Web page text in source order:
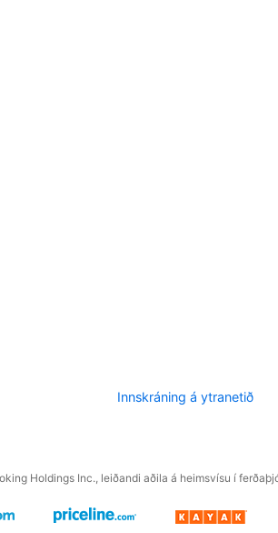
Innskráning á ytranetið
Holdings Inc., leiðandi aðila á heimsvísu í